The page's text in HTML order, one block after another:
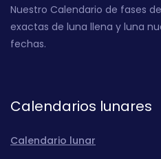
Nuestro Calendario de fases
exactas de luna llena y luna
fechas.
Calendarios lunares
Calendario lunar